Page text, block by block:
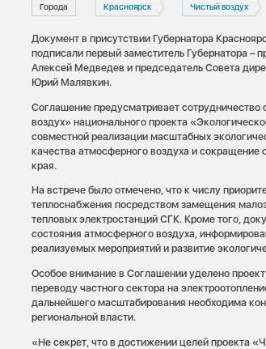
Города Красноярск Чистый воздух
Документ в присутствии Губернатора
подписали первый заместитель Губернатора –
Алексей Медведев и председатель Совета
Юрий Малявкин.
Соглашение предусматривает
воздух» национального проекта
совместной реализации масштабных
качества атмосферного воздуха и
края.
На встрече было отмечено, что к числу
теплоснабжения посредством замещения
тепловых электростанций СГК. Кроме того,
состояния атмосферного воздуха,
реализуемых мероприятий и развитие
Особое внимание в Соглашении уделено
переводу частного сектора на
дальнейшего масштабирования необходима
региональной власти.
«Не секрет, что в достижении целей проекта